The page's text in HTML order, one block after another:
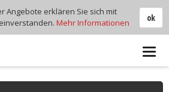
ok
Angebote erklären Sie sich mit
Mehr Informationen